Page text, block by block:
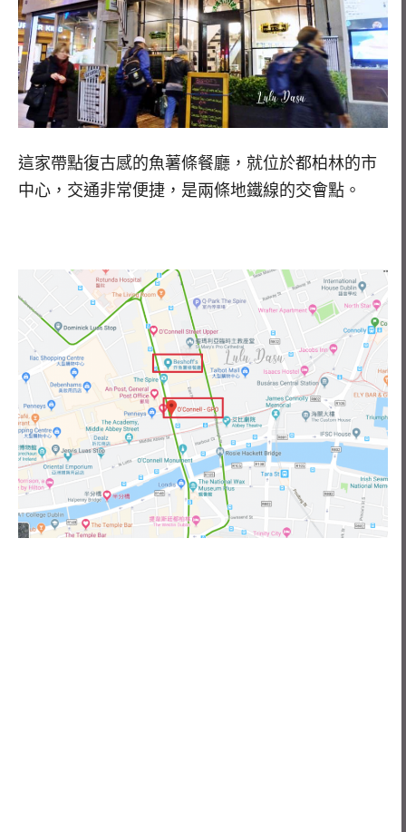
這家帶點復古感的魚薯條餐廳，就位於都柏林的市
中心，交通非常便捷，是兩條地鐵線的交會點。